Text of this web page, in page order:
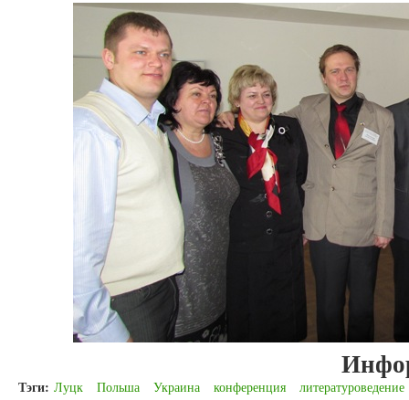
Тэги: Луцк Польша Украина конференция литературоведение